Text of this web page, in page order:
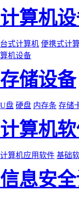
计算机
台式计算机 便携式计
算机设备
存储设备
U盘 硬盘 内存条 存储
计算机
计算机应用软件 基础
信息安